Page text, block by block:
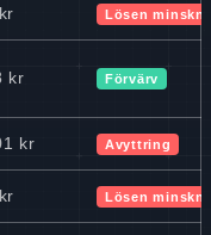
Lösen
kr Förvärv
kr Avyttring
Lösen